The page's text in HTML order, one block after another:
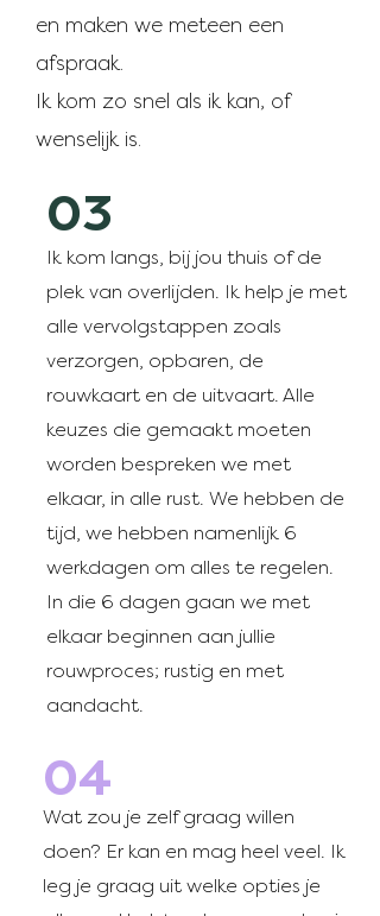
en maken we meteen een
afspraak.
Ik kom zo snel als ik kan, of
wenselijk is.
03
Ik kom langs, bij jou thuis of de
plek van overlijden. Ik help je met
alle vervolgstappen zoals
verzorgen, opbaren, de
rouwkaart en de uitvaart. Alle
keuzes die gemaakt moeten
worden bespreken we met
elkaar, in alle rust. We hebben de
tijd, we hebben namenlijk 6
werkdagen om alles te regelen.
In die 6 dagen gaan we met
elkaar beginnen aan jullie
rouwproces; rustig en met
aandacht.
04
Wat zou je zelf graag willen
doen? Er kan en mag heel veel. Ik
leg je graag uit welke opties je